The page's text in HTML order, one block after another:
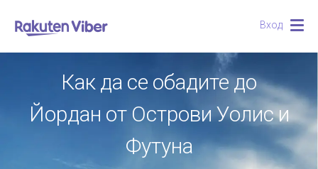
Вход
Как да се обадите до
Йордан от Острови Уолис и
Футуна